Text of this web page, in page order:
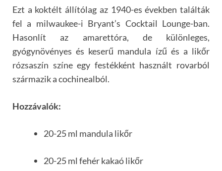
Ezt a koktélt állítólag az 1940-es években találták
fel a milwaukee-i Bryant’s Cocktail Lounge-ban.
Hasonlít az amarettóra, de különleges,
gyógynövényes és keserű mandula ízű és a likőr
rózsaszín színe egy festékként használt rovarból
származik a cochinealból.
Hozzávalók:
20-25 ml mandula likőr
20-25 ml fehér kakaó likőr